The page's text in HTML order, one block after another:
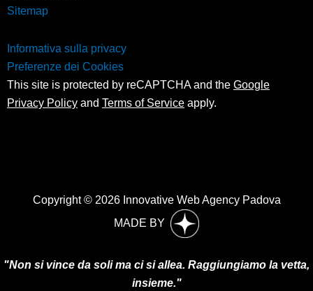
Sitemap
Informativa sulla privacy
Preferenze dei Cookies
This site is protected by reCAPTCHA and the Google
Privacy Policy and Terms of Service apply.
Copyright © 2026 Innovative Web Agency Padova
MADE BY
"Non si vince da soli ma ci si allea. Raggiungiamo la vetta,
insieme."